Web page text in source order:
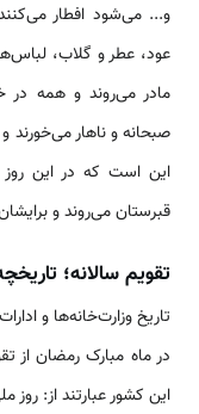
و... می‌شود افطار
عود، عطر و گلاب،
مادر می‌روند و همه در
صبحانه و ناهار
این است که در این
قبرستان می‌روند و
تقویم سالانه؛
تاریخ وزارت‌خانه‌ها و
در ماه مبارک رمضان از
این کشور عبارتند از: روز